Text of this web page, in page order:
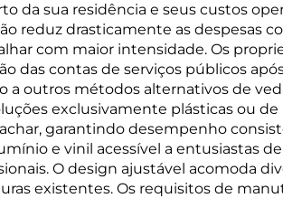
da sua residência e seus custos
reduz drasticamente as despesas
com maior intensidade. Os
das contas de serviços públicos
a outros métodos alternativos de
exclusivamente plásticas ou
garantindo desempenho
e vinil acessível a entusiastas
O design ajustável acomoda
existentes. Os requisitos de